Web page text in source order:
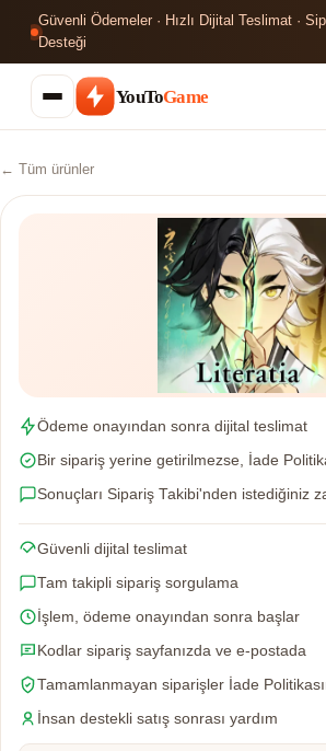
Güvenli Ödemeler · Hızlı Dijital Teslimat ·
Desteği
YouToGame
← Tüm ürünler
Ödeme onayından sonra dijital teslimat
Bir sipariş yerine getirilmezse, İade
Sonuçları Sipariş Takibi'nden istediğiniz
Güvenli dijital teslimat
Tam takipli sipariş sorgulama
İşlem, ödeme onayından sonra başlar
Kodlar sipariş sayfanızda ve e-postada
Tamamlanmayan siparişler İade
İnsan destekli satış sonrası yardım